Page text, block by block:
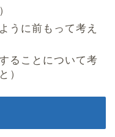
うに前もって考え
ることについて考
）